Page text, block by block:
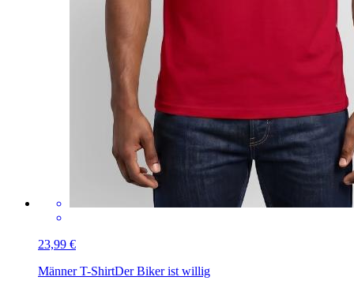
23,99 €
Männer T-ShirtDer Biker ist willig